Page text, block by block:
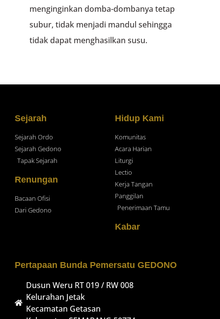
menginginkan domba-dombanya tetap
subur, tidak menjadi mandul sehingga
tidak dapat menghasilkan susu.
Sejarah
Sejarah Ordo
Sejarah Gedono
Tapak Sejarah
Renungan
Bacaan Ofisi
Dari Gedono
Hidup Kami
Komunitas
Acara Harian
Liturgi
Lectio
Kerja Tangan
Panggilan
Penerimaan Tamu
Kabar
Pertapaan Bunda Pemersatu GEDONO
Dusun Weru RT 019 / RW 008
Kelurahan Jetak
Kecamatan Getasan